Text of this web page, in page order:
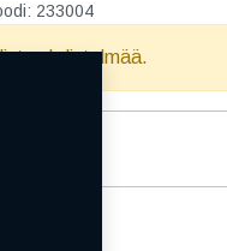
233004
yhdistelmää.